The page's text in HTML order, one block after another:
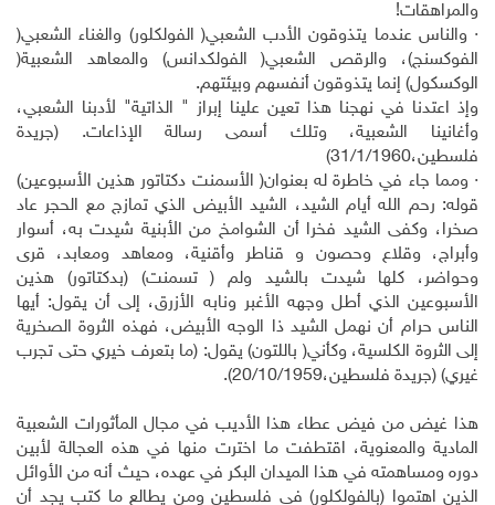
والمراهقات!
· والناس عندما يتذوقون الأدب الشعبي( الفولكلور) والغناء الشعبي(
الفوكسنج)، والرقص الشعبي( الفولكدانس) والمعاهد الشعبية(
الوكسكول) إنما يتذوقون أنفسهم وبيئتهم.
وإذ اعتدنا في نهجنا هذا تعين علينا إبراز " الذاتية" لأدبنا الشعبي،
وأغانينا الشعبية، وتلك أسمى رسالة الإذاعات. (جريدة
فلسطين،31/1/1960)
· ومما جاء في خاطرة له بعنوان( الأسمنت دكتاتور هذين الأسبوعين)
قوله: رحم الله أيام الشيد، الشيد الأبيض الذي تمازج مع الحجر عاد
صخرا، وكفى الشيد فخرا أن الشوامخ من الأبنية شيدت به، أسوار
وأبراج، وقلاع وحصون و قناطر وأقنية، ومعاهد ومعابد، قرى
وحواضر، كلها شيدت بالشيد ولم ( تسمنت) (بدكتاتور) هذين
الأسبوعين الذي أطل وجهه الأغبر ونابه الأزرق، إلى أن يقول: أيها
الناس حرام أن نهمل الشيد ذا الوجه الأبيض، فهذه الثروة الصخرية
إلى الثروة الكلسية، وكأني( باللتون) يقول: (ما بتعرف خيري حتى تجرب
غيري) (جريدة فلسطين،20/10/1959).
هذا غيض من فيض عطاء هذا الأديب في مجال المأثورات الشعبية
المادية والمعنوية، اقتطفت ما اخترت منها في هذه العجالة لأبين
دوره ومساهمته في هذا الميدان البكر في عهده، حيث أنه من الأوائل
الذين اهتموا (بالفولكلور) في فلسطين ومن يطالع ما كتب يجد أن